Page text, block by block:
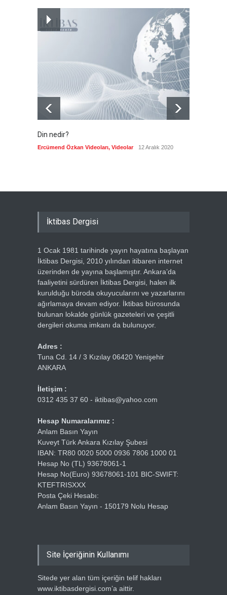
İsrail'in tehdidi sonrası ABD,
yakıt ikmal uçaklarını geri
çekmeye başladı
Güncel 7 Ağustos 2026
Din nedir?
Ercümend Özkan Videoları, Videolar 12 Aralık 2020
İktibas Dergisi
1 Ocak 1981 tarihinde yayın hayatına başlayan
İktibas Dergisi, 2010 yılından itibaren internet
üzerinden de yayına başlamıştır. Ankara’da
faaliyetini sürdüren İktibas Dergisi, halen ilk
kurulduğu büroda okuyucularını ve yazarlarını
ağırlamaya devam ediyor. İktibas bürosunda
bulunan lokalde günlük gazeteleri ve çeşitli
dergileri okuma imkanı da bulunuyor.
Adres :
Tuna Cd. 14 / 3 Kızılay 06420 Yenişehir
ANKARA
İletişim :
0312 435 37 60 - iktibas@yahoo.com
Hesap Numaralarımız :
Anlam Basın Yayın
Kuveyt Türk Ankara Kızılay Şubesi
IBAN: TR80 0020 5000 0936 7806 1000 01
Hesap No (TL) 93678061-1
Hesap No(Euro) 93678061-101 BIC-SWIFT:
KTEFTRISXXX
Posta Çeki Hesabı:
Anlam Basın Yayın - 150179 Nolu Hesap
Site İçeriğinin Kullanımı
Sitede yer alan tüm içeriğin telif hakları
www.iktibasdergisi.com’a aittir.